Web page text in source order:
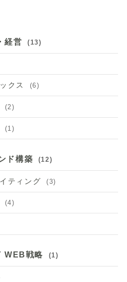
経営 (13)
クス (6)
(2)
(1)
ド構築 (12)
ティング (3)
(4)
WEB戦略 (1)